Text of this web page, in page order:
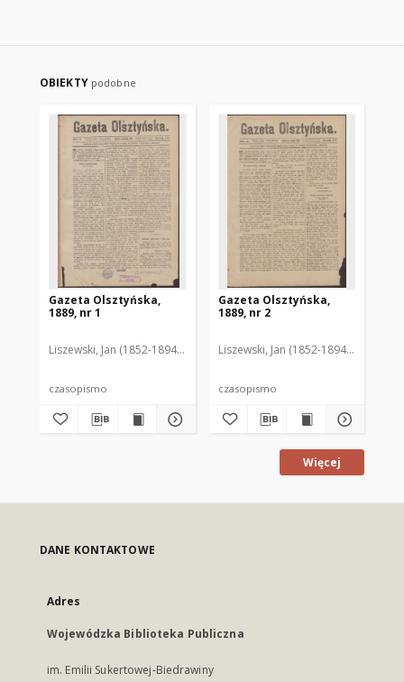
OBIEKTY podobne
Gazeta Olsztyńska,
1889, nr 1
Liszewski, Jan (1852-1894). Red.
czasopismo
Gazeta Olsztyńska,
1889, nr 2
Liszewski, Jan (1852-1894). Red.
czasopismo
Więcej
DANE KONTAKTOWE
Adres
Wojewódzka Biblioteka Publiczna
im. Emilii Sukertowej-Biedrawiny